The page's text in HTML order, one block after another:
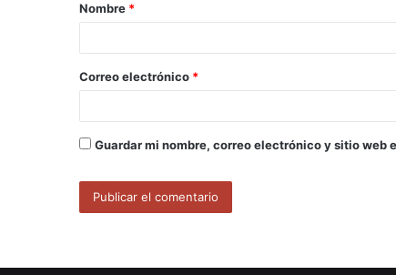
r
*
Nombre *
Correo electrónico *
Guardar mi nombre, correo electrónico y sitio web